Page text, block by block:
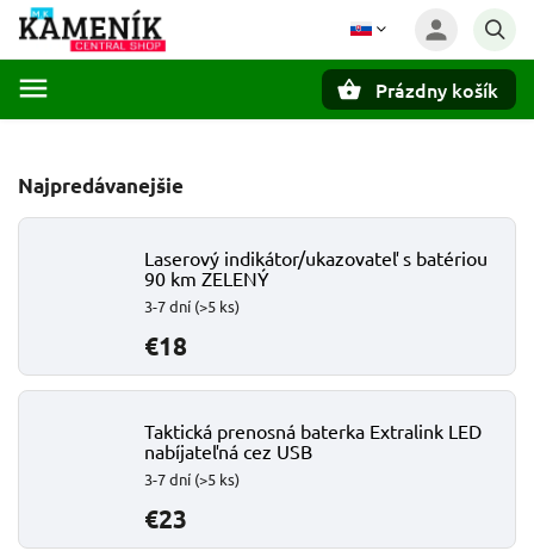
Prázdny košík
Najpredávanejšie
Laserový indikátor/ukazovateľ s batériou
90 km ZELENÝ
3-7 dní (>5 ks)
€18
Taktická prenosná baterka Extralink LED
nabíjateľná cez USB
3-7 dní (>5 ks)
€23